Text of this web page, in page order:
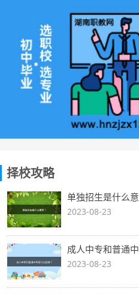
择校攻略
单独招生是什么意
2023-08-23
成人中专和普通
2023-08-23